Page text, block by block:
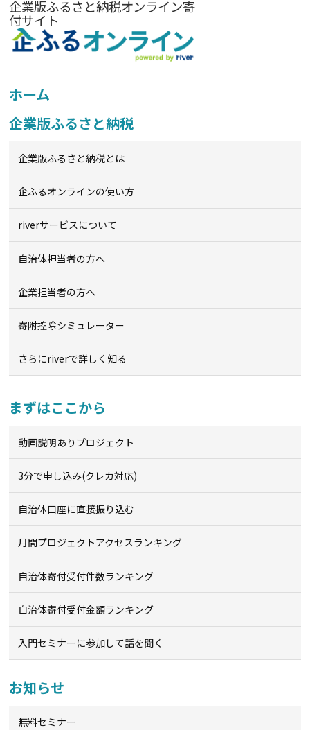
企業版ふるさと納税オンライン寄
付サイト
ホーム
企業版ふるさと納税
企業版ふるさと納税とは
企ふるオンラインの使い方
riverサービスについて
自治体担当者の方へ
企業担当者の方へ
寄附控除シミュレーター
さらにriverで詳しく知る
まずはここから
動画説明ありプロジェクト
3分で申し込み(クレカ対応)
自治体口座に直接振り込む
月間プロジェクトアクセスランキング
自治体寄付受付件数ランキング
自治体寄付受付金額ランキング
入門セミナーに参加して話を聞く
お知らせ
無料セミナー